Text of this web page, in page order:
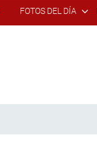
FOTOS DEL DÍA